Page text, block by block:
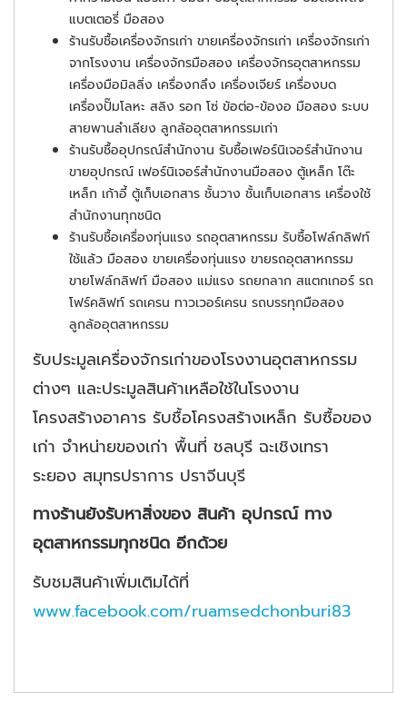
แบตเตอรี่ มือสอง
ร้านรับชื้อเครื่องจักรเก่า ขายเครื่องจักรเก่า เครื่องจักรเก่า
จากโรงงาน เครื่องจักรมือสอง เครื่องจักรอุตสาหกรรม
เครื่องมือมิลลิ่ง เครื่องกลึง เครื่องเจียร์ เครื่องบด
เครื่องปั๊มโลหะ สลิง รอก โซ่ ข้อต่อ-ข้องอ มือสอง ระบบ
สายพานลำเลียง ลูกล้ออุตสาหกรรมเก่า
ร้านรับชื้ออุปกรณ์สำนักงาน รับซื้อเฟอร์นิเจอร์สำนักงาน
ขายอุปกรณ์ เฟอร์นิเจอร์สำนักงานมือสอง ตู้เหล็ก โต๊ะ
เหล็ก เก้าอี้ ตู้เก็บเอกสาร ชั้นวาง ชั้นเก็บเอกสาร เครื่องใช้
สำนักงานทุกชนิด
ร้านรับชื้อเครื่องทุ่นแรง รถอุตสาหกรรม รับซื้อโฟล์กลิฟท์
ใช้แล้ว มือสอง ขายเครื่องทุ่นแรง ขายรถอุตสาหกรรม
ขายโฟล์กลิฟท์ มือสอง แม่แรง รถยกลาก สแตกเกอร์ รถ
โฟร์คลิฟท์ รถเครน ทาวเวอร์เครน รถบรรทุกมือสอง
ลูกล้ออุตสาหกรรม
รับประมูลเครื่องจักรเก่าของโรงงานอุตสาหกรรม
ต่างๆ และประมูลสินค้าเหลือใช้ในโรงงาน
โครงสร้างอาคาร รับชื้อโครงสร้างเหล็ก รับซื้อของ
เก่า จำหน่ายของเก่า พื้นที่ ชลบุรี ฉะเชิงเทรา
ระยอง สมุทรปราการ ปราจีนบุรี
ทางร้านยังรับหาสิ่งของ สินค้า อุปกรณ์ ทาง
อุตสาหกรรมทุกชนิด อีกด้วย
รับชมสินค้าเพิ่มเติมได้ที่
www.facebook.com/ruamsedchonburi83